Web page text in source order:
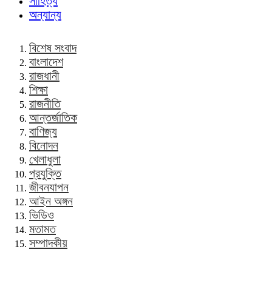
অন্যান্য
বিশেষ সংবাদ
বাংলাদেশ
রাজধানী
শিক্ষা
রাজনীতি
আন্তর্জাতিক
বাণিজ্য
বিনোদন
খেলাধুলা
প্রযুক্তি
জীবনযাপন
আইন অঙ্গন
ভিডিও
মতামত
সম্পাদকীয়